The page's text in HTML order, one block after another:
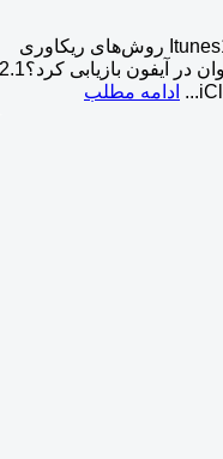
دسترسی سریع0.1 ریکاوری آیفون با Itunes1 روش‌های ریکاوری
در گوشی آیفون2 چه اطلاعاتی را می‌توان در آیفون بازیابی کرد؟2.1
ادامه مطلب